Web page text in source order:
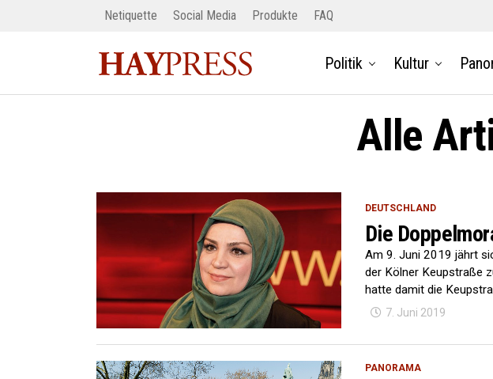
Netiquette Social Media Produkte FAQ
Politik Kultur
Alle
DEUTSCHLAND
Die
Am 9. Juni 2019 jährt
der Kölner Keupstraße
hatte damit die
7. Juni 2019
PANORAMA